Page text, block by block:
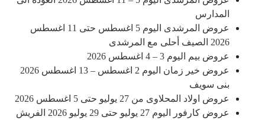
المدارس
عروض المرشدى اليوم 5 اغسطس حتى 11 اغسطس
2026 الصيف أحلى مع المرشدى
عروض بيم اليوم 3 – 4 اغسطس 2026
عروض خير زمان اليوم 2 اغسطس – 13 اغسطس 2026
بنى سويف
عروض اولاد المحلاوى من 27 يوليو حتى 5 اغسطس 2026
عروض كارفور اليوم 27 يوليو حتى 29 يوليو 2026 الفريش